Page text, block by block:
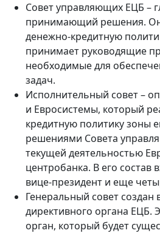
Совет управляющих ЕЦБ –
принимающий решения.
денежно-кредитную
принимает руководящие
необходимые для
задач.
Исполнительный совет –
и Евросистемы, который
кредитную политику зоны
решениями Совета
текущей деятельностью
центробанка. В его состав
вице-президент и еще
Генеральный совет создан
директивного органа ЕЦБ.
орган, который будет